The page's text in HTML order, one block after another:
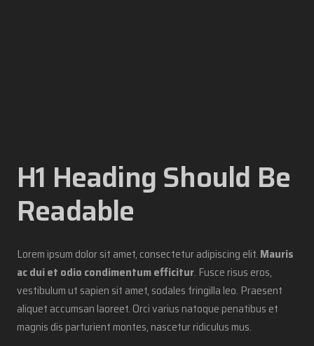
H1 Heading Should Be
Readable
Lorem ipsum dolor sit amet, consectetur adipiscing elit. Mauris
ac dui et odio condimentum efficitur. Fusce risus eros,
vestibulum ut sapien sit amet, sodales fringilla leo. Praesent
aliquet accumsan laoreet. Orci varius natoque penatibus et
magnis dis parturient montes, nascetur ridiculus mus.